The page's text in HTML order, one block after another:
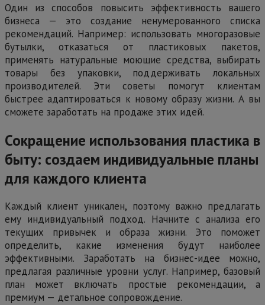
Один из способов повысить эффективность вашего
бизнеса — это создание ненумерованного списка
рекомендаций. Например: использовать многоразовые
бутылки, отказаться от пластиковых пакетов,
применять натуральные моющие средства, выбирать
товары без упаковки, поддерживать локальных
производителей. Эти советы помогут клиентам
быстрее адаптироваться к новому образу жизни. А вы
сможете заработать на продаже этих идей.
Сокращение использования пластика в
быту: создаем индивидуальные планы
для каждого клиента
Каждый клиент уникален, поэтому важно предлагать
ему индивидуальный подход. Начните с анализа его
текущих привычек и образа жизни. Это поможет
определить, какие изменения будут наиболее
эффективными. Заработать на бизнес-идее можно,
предлагая различные уровни услуг. Например, базовый
план может включать простые рекомендации, а
премиум — детальное сопровождение.